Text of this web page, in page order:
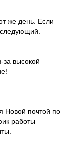
же день. Если
за высокой
Новой почтой по
работы